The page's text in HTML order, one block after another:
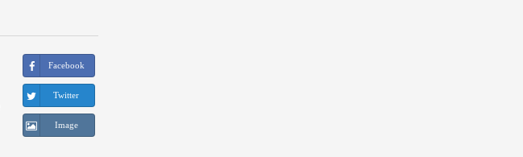
Facebook
Twitter
Image